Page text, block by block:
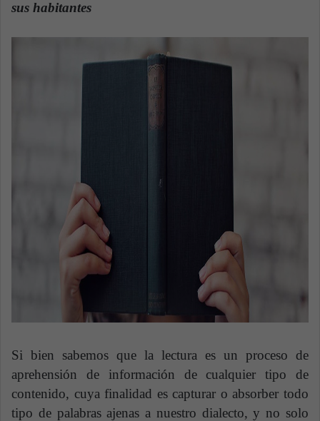
sus habitantes
Si bien sabemos que la lectura es un proceso de
aprehensión de información de cualquier tipo de
contenido, cuya finalidad es capturar o absorber todo
tipo de palabras ajenas a nuestro dialecto, y no solo